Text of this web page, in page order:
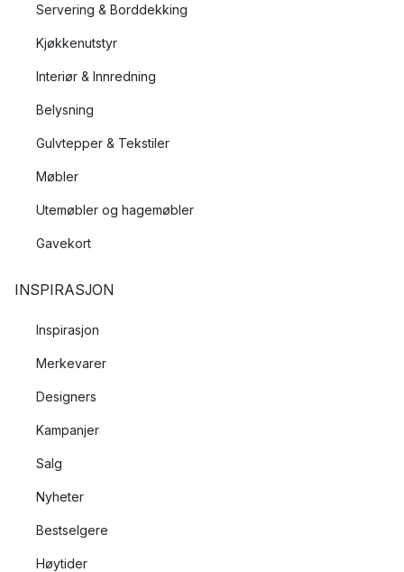
Servering & Borddekking
Kjøkkenutstyr
Interiør & Innredning
Belysning
Gulvtepper & Tekstiler
Møbler
Utemøbler og hagemøbler
Gavekort
INSPIRASJON
Inspirasjon
Merkevarer
Designers
Kampanjer
Salg
Nyheter
Bestselgere
Høytider